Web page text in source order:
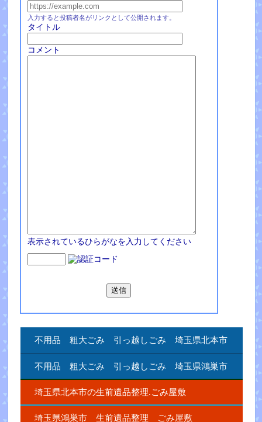
入力すると投稿者名がリンクとして公開されます。
タイトル
コメント
表示されているひらがなを入力してください
不用品 粗大ごみ 引っ越しごみ 埼玉県北本市
不用品 粗大ごみ 引っ越しごみ 埼玉県鴻巣市
埼玉県北本市の生前遺品整理.ごみ屋敷
埼玉県鴻巣市 生前遺品整理 ごみ屋敷